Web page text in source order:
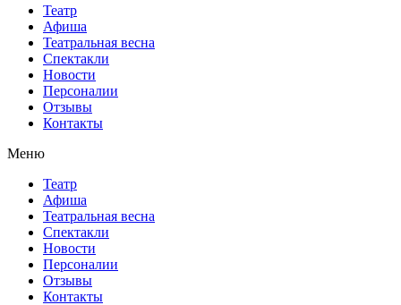
Театр
Афиша
Театральная весна
Спектакли
Новости
Персоналии
Отзывы
Контакты
Меню
Театр
Афиша
Театральная весна
Спектакли
Новости
Персоналии
Отзывы
Контакты